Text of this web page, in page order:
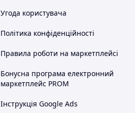
Угода користувача
Політика конфіденційності
Правила роботи на маркетплейсі
Бонусна програма електронний
маркетплейс PROM
Інструкція Google Ads